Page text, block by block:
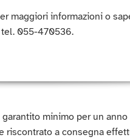
maggiori informazioni o
055-470536.
minimo per un
riscontrato a consegna